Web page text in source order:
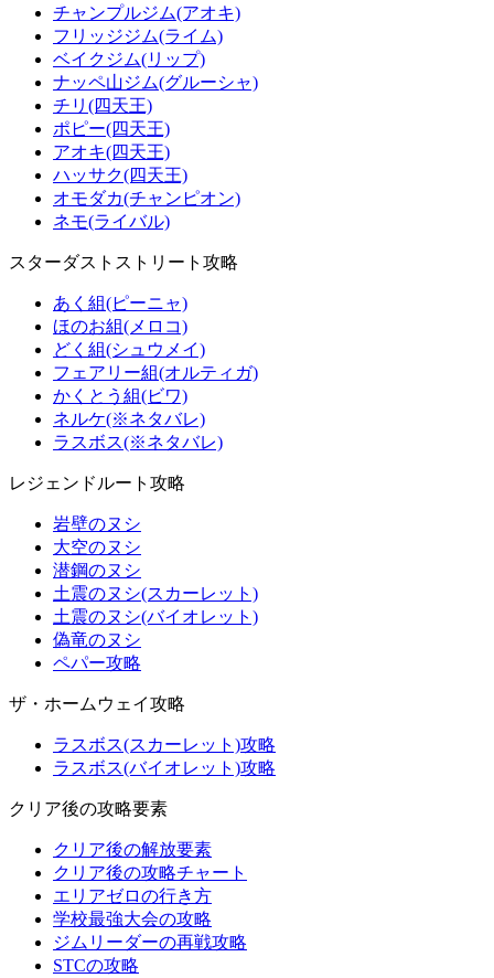
チャンプルジム(アオキ)
フリッジジム(ライム)
ベイクジム(リップ)
ナッペ山ジム(グルーシャ)
チリ(四天王)
ポピー(四天王)
アオキ(四天王)
ハッサク(四天王)
オモダカ(チャンピオン)
ネモ(ライバル)
スターダストストリート攻略
あく組(ピーニャ)
ほのお組(メロコ)
どく組(シュウメイ)
フェアリー組(オルティガ)
かくとう組(ビワ)
ネルケ(※ネタバレ)
ラスボス(※ネタバレ)
レジェンドルート攻略
岩壁のヌシ
大空のヌシ
潜鋼のヌシ
土震のヌシ(スカーレット)
土震のヌシ(バイオレット)
偽竜のヌシ
ペパー攻略
ザ・ホームウェイ攻略
ラスボス(スカーレット)攻略
ラスボス(バイオレット)攻略
クリア後の攻略要素
クリア後の解放要素
クリア後の攻略チャート
エリアゼロの行き方
学校最強大会の攻略
ジムリーダーの再戦攻略
STCの攻略